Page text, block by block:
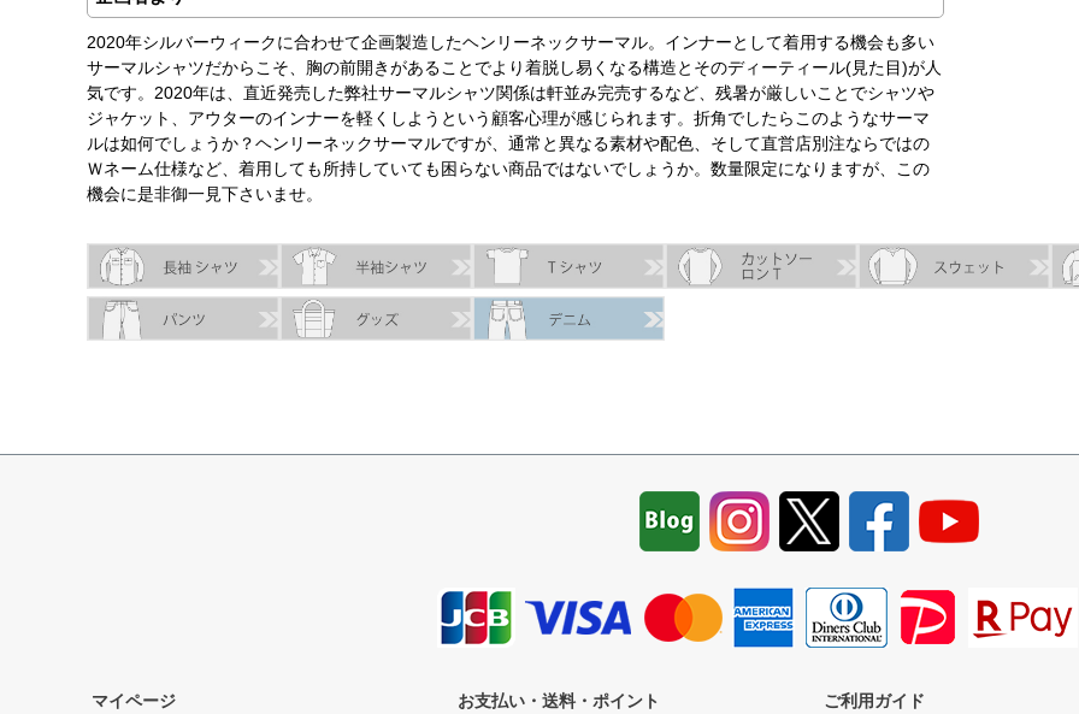
2020年シルバーウィークに合わせて企画製造したヘンリーネックサーマル。インナーとして着用する機会も多い
サーマルシャツだからこそ、胸の前開きがあることでより着脱し易くなる構造とそのディーティール(見た目)が人
気です。2020年は、直近発売した弊社サーマルシャツ関係は軒並み完売するなど、残暑が厳しいことでシャツや
ジャケット、アウターのインナーを軽くしようという顧客心理が感じられます。折角でしたらこのようなサーマ
ルは如何でしょうか？ヘンリーネックサーマルですが、通常と異なる素材や配色、そして直営店別注ならではの
Ｗネーム仕様など、着用しても所持していても困らない商品ではないでしょうか。数量限定になりますが、この
機会に是非御一見下さいませ。
マイページ お支払い・送料・ポイント ご利用ガイド